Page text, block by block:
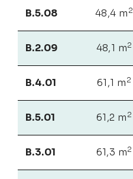
B.5.08 48,4 m 2
B.2.09 48,1 m2
B.4.01 61,1 m 2
B.5.01 61,2 m 2
B.3.01 61,3 m2